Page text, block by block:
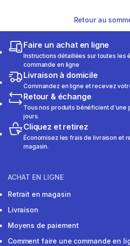
Retour au
Faire un achat en ligne
Instructions détaillées sur toutes les
commande en ligne
Livraison à domicile
Commandez en ligne et recevez
Retour & échange
Tous nos produits bénéficient d'une
jours.
Cliquez et retirez
Économisez les frais de livraison et
magasin.
ACHAT EN LIGNE
Retrait en magasin
Livraison
Moyens de paiement
Comment faire une commande en